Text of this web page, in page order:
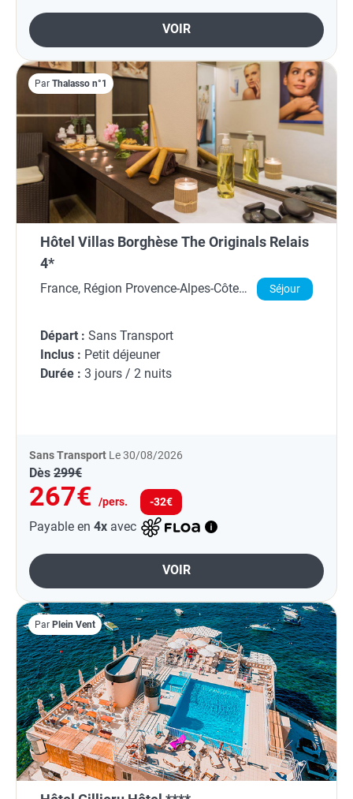
VOIR
Par Thalasso n°1
Hôtel Villas Borghèse The Originals Relais
4*
France, Région Provence-Alpes-Côte
Séjour
Départ : Sans Transport
Inclus : Petit déjeuner
Durée : 3 jours / 2 nuits
Sans Transport Le 30/08/2026
Dès 299€
267€ /pers. -32€
Payable en 4x avec
VOIR
Par Plein Vent